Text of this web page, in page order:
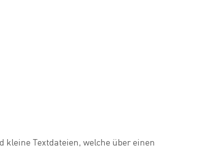
kleine Textdateien, welche über einen